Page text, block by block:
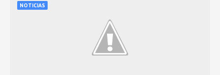
NOTICIAS